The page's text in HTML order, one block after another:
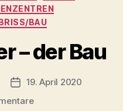
BAU
– der Bau
Veröffentlichungsdatum
19. April 2020
zu